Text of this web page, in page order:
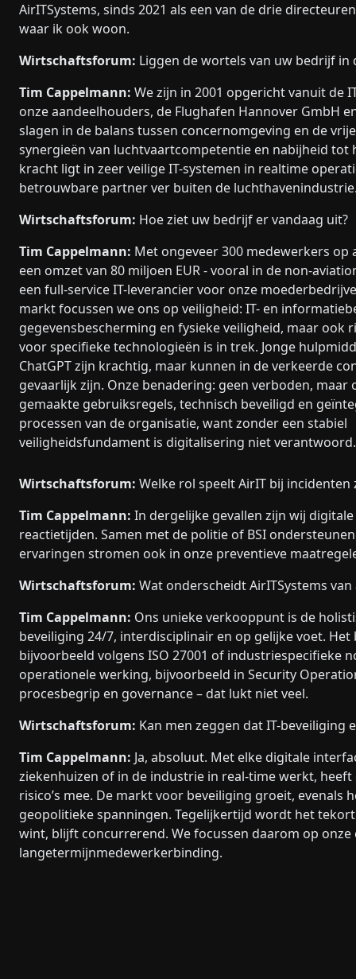
AirITSystems, sinds 2021 als een van de drie
waar ik ook woon.
Wirtschaftsforum: Liggen de wortels van uw bedrijf in
Tim Cappelmann: We zijn in 2001 opgericht vanuit de
onze aandeelhouders, de Flughafen Hannover GmbH
slagen in de balans tussen concernomgeving en de
synergieën van luchtvaartcompetentie en nabijheid
kracht ligt in zeer veilige IT-systemen in realtime
betrouwbare partner ver buiten de
Wirtschaftsforum: Hoe ziet uw bedrijf er vandaag uit?
Tim Cappelmann: Met ongeveer 300 medewerkers op
een omzet van 80 miljoen EUR - vooral in de non-
een full-service IT-leverancier voor onze
markt focussen we ons op veiligheid: IT- en
gegevensbescherming en fysieke veiligheid, maar ook
voor specifieke technologieën is in trek. Jonge
ChatGPT zijn krachtig, maar kunnen in de verkeerde
gevaarlijk zijn. Onze benadering: geen verboden, maar
gemaakte gebruiksregels, technisch beveiligd en
processen van de organisatie, want zonder een stabiel
veiligheidsfundament is digitalisering niet verantwoord.
Wirtschaftsforum: Welke rol speelt AirIT bij incidenten
Tim Cappelmann: In dergelijke gevallen zijn wij
reactietijden. Samen met de politie of BSI
ervaringen stromen ook in onze preventieve
Wirtschaftsforum: Wat onderscheidt AirITSystems
Tim Cappelmann: Ons unieke verkooppunt is de
beveiliging 24/7, interdisciplinair en op gelijke voet.
bijvoorbeeld volgens ISO 27001 of industriespecifieke
operationele werking, bijvoorbeeld in Security
procesbegrip en governance – dat lukt niet veel.
Wirtschaftsforum: Kan men zeggen dat IT-
Tim Cappelmann: Ja, absoluut. Met elke digitale
ziekenhuizen of in de industrie in real-time werkt,
risico’s mee. De markt voor beveiliging groeit,
geopolitieke spanningen. Tegelijkertijd wordt het
wint, blijft concurrerend. We focussen daarom op
langetermijnmedewerkerbinding.